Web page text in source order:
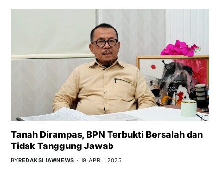
Tanah Dirampas, BPN Terbukti Bersalah dan
Tidak Tanggung Jawab
BYREDAKSI IAWNEWS 19 APRIL 2025